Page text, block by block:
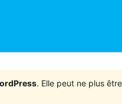
. Elle peut ne plus